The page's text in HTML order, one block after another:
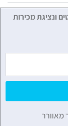
ונציגת מכירות
מאוורר